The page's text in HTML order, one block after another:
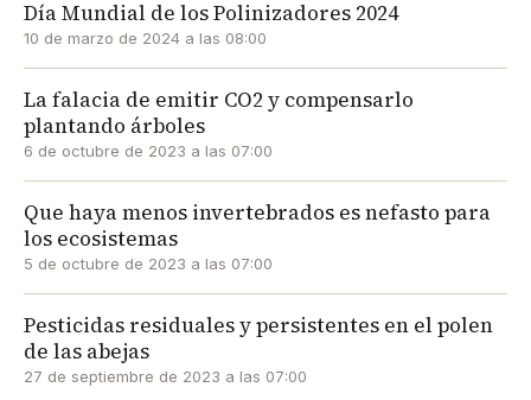
Día Mundial de los Polinizadores 2024
10 de marzo de 2024 a las 08:00
La falacia de emitir CO2 y compensarlo
plantando árboles
6 de octubre de 2023 a las 07:00
Que haya menos invertebrados es nefasto para
los ecosistemas
5 de octubre de 2023 a las 07:00
Pesticidas residuales y persistentes en el polen
de las abejas
27 de septiembre de 2023 a las 07:00